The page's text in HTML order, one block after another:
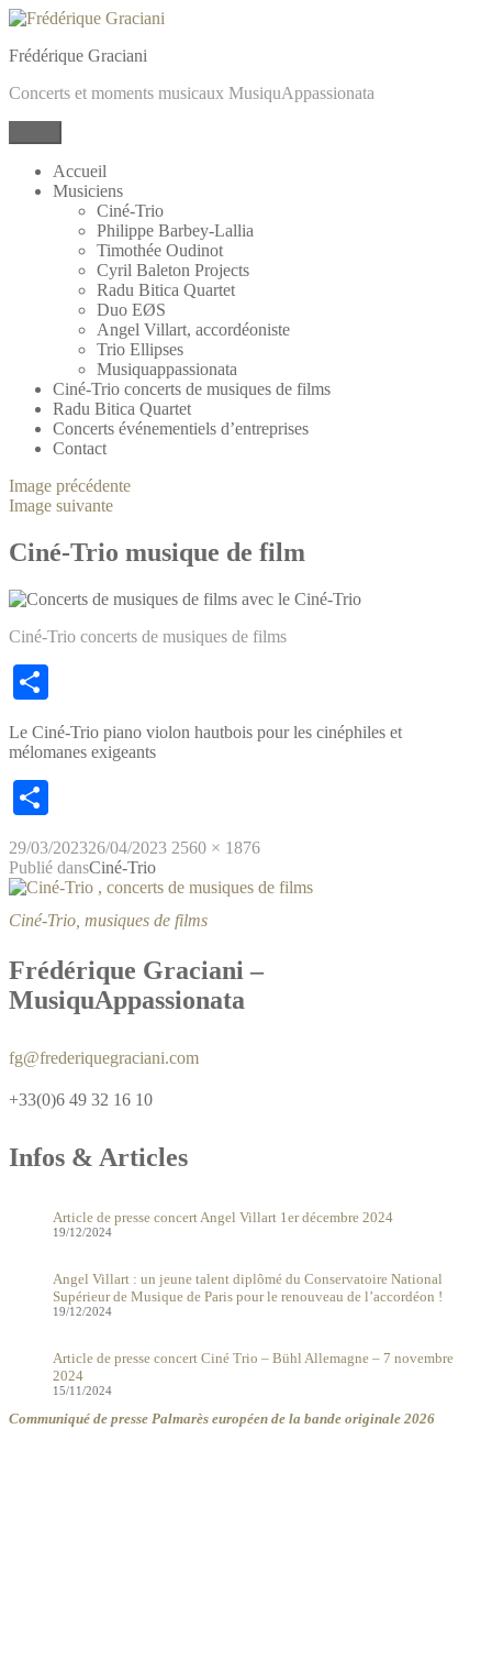
Frédérique Graciani
Concerts et moments musicaux MusiquAppassionata
Accueil
Musiciens
Ciné-Trio
Philippe Barbey-Lallia
Timothée Oudinot
Cyril Baleton Projects
Radu Bitica Quartet
Duo EØS
Angel Villart, accordéoniste
Trio Ellipses
Musiquappassionata
Ciné-Trio concerts de musiques de films
Radu Bitica Quartet
Concerts événementiels d’entreprises
Contact
Image précédente
Image suivante
Ciné-Trio musique de film
Ciné-Trio concerts de musiques de films
Le Ciné-Trio piano violon hautbois pour les cinéphiles et
mélomanes exigeants
29/03/202326/04/2023 2560 × 1876
Publié dansCiné-Trio
Ciné-Trio, musiques de films
Frédérique Graciani –
MusiquAppassionata
fg@frederiquegraciani.com
+33(0)6 49 32 16 10
Infos & Articles
Article de presse concert Angel Villart 1er décembre 2024
19/12/2024
Angel Villart : un jeune talent diplômé du Conservatoire National
Supérieur de Musique de Paris pour le renouveau de l’accordéon !
19/12/2024
Article de presse concert Ciné Trio – Bühl Allemagne – 7 novembre
2024
15/11/2024
Communiqué de presse Palmarès européen de la bande originale 2026